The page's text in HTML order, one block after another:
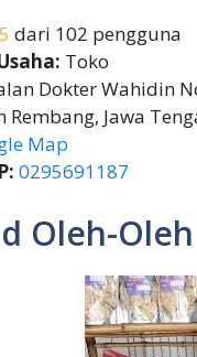
dari 102 pengguna
Toko
Dokter Wahidin
Rembang, Jawa
Map
0295691187
Oleh-